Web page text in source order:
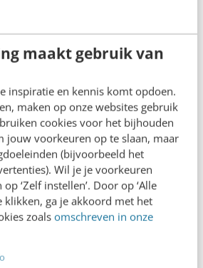
maakt gebruik van
inspiratie en kennis komt opdoen.
maken op onze websites gebruik
cookies voor het bijhouden
jouw voorkeuren op te slaan, maar
(bijvoorbeeld het
Wil je je voorkeuren
‘Zelf instellen’. Door op ‘Alle
klikken, ga je akkoord met het
zoals omschreven in onze
hoeft het dus niet
het implementeren van
maar juist ook over het
van verliesgevende
varianten zijn in dit
niet aan een bepaalde
Of waarbij de kans op
genoeg is. Het risico
worden
voor eenupliftzouden
in de praktijk juist minder
het origineel (en dus voor